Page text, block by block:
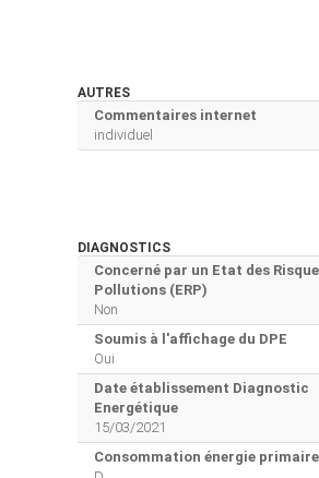
AUTRES
Commentaires internet
individuel
DIAGNOSTICS
Concerné par un Etat des
Pollutions (ERP)
Non
Soumis à l'affichage du DPE
Oui
Date établissement Diagnostic
Energétique
15/03/2021
Consommation énergie primaire